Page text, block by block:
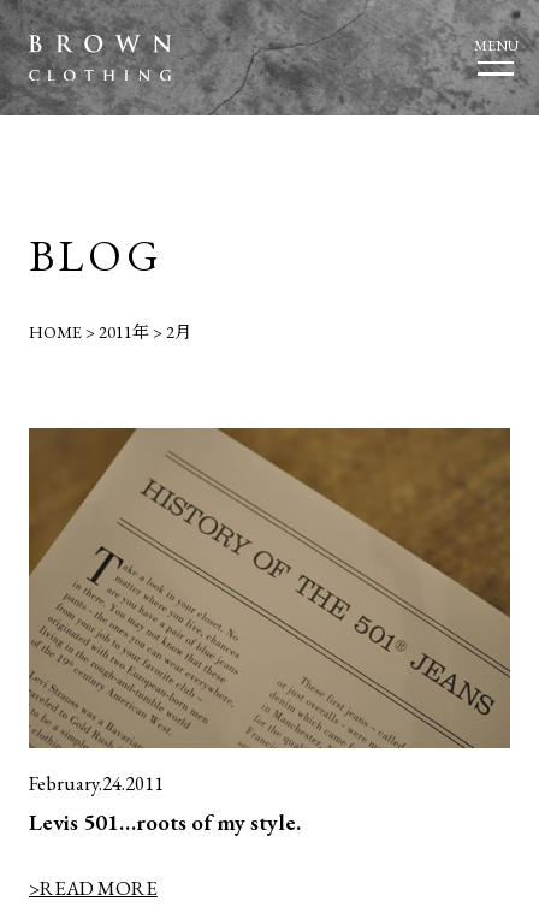
MENU
BLOG
HOME>2011年>2月
February.24.2011
Levis 501…roots of my style.
>READ MORE